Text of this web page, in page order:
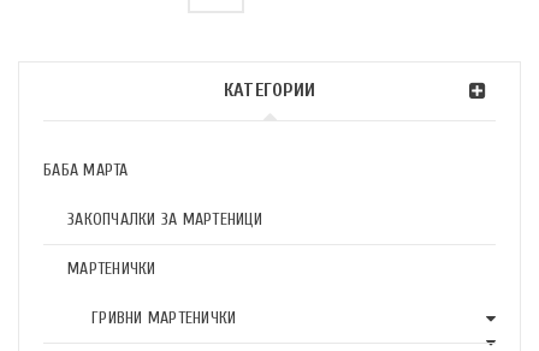
КАТЕГОРИИ
БАБА МАРТА
ЗАКОПЧАЛКИ ЗА МАРТЕНИЦИ
МАРТЕНИЧКИ
ГРИВНИ МАРТЕНИЧКИ